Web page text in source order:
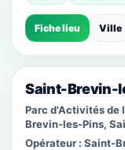
Fiche lieu Ville
Saint-Brevin-
Parc d'Activités de
Brevin-les-Pins,
Opérateur : Saint-